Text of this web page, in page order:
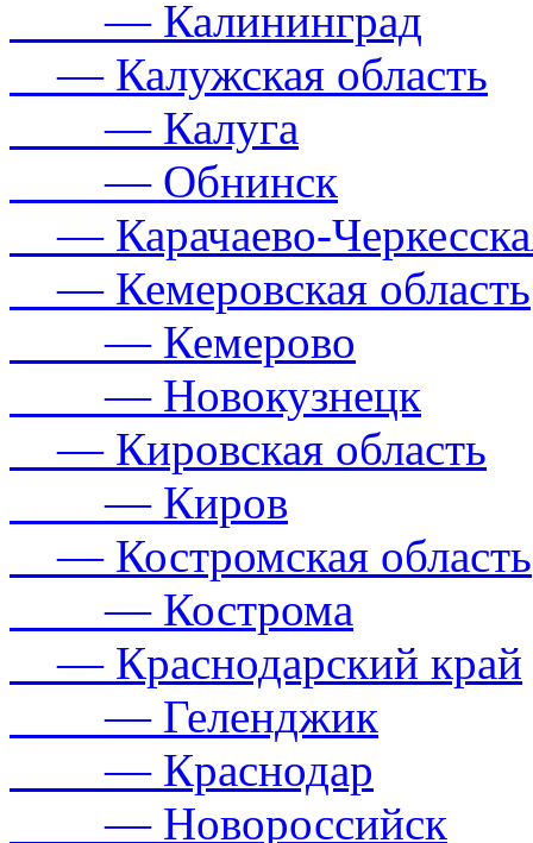
— Калининград
— Калужская область
— Калуга
— Обнинск
— Карачаево-
— Кемеровская область
— Кемерово
— Новокузнецк
— Кировская область
— Киров
— Костромская область
— Кострома
— Краснодарский край
— Геленджик
— Краснодар
— Новороссийск